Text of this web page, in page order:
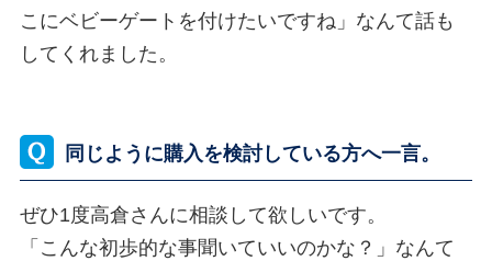
こにベビーゲートを付けたいですね」なんて話も
してくれました。
同じように購入を検討している方へ一言。
ぜひ1度高倉さんに相談して欲しいです。
「こんな初歩的な事聞いていいのかな？」なんて